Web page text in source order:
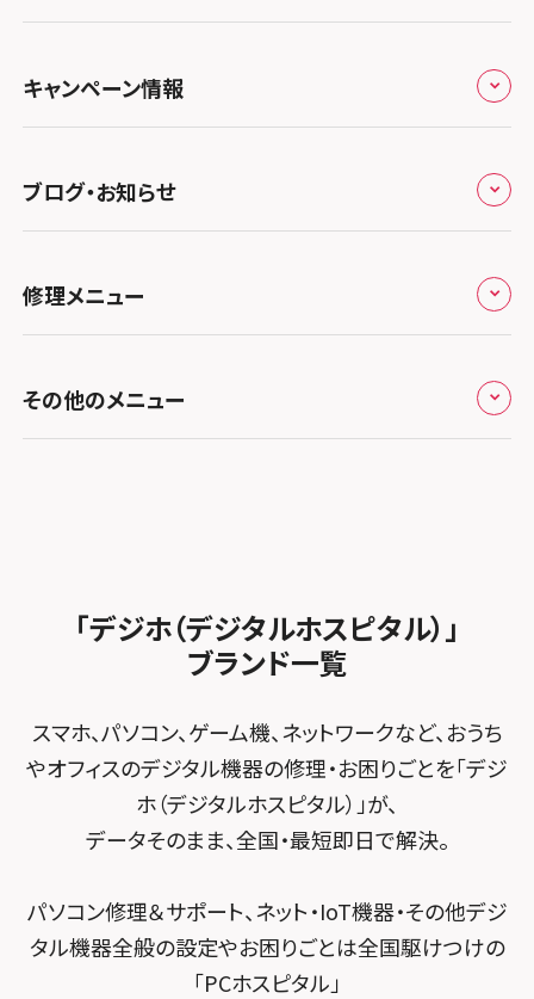
スマホスピタル鴻巣
スマホスピタル テルル三芳
スマホスピタル 熊谷
スマホスピタル ゲオデジタルベース川口元郷
スマホスピタル埼玉大宮
スマホスピタル テルル蒲生
スマホスピタル テルル新越谷
スマホスピタル テルル草加花栗
スマホスピタル テルル東川口
スマホスピタル テルル松戸五香
スマホスピタル テルル宮野木
スマホスピタル千葉
スマホスピタル 大森
スマホスピタル練馬
スマホスピタル 北陸総合修理センター
スマホスピタル 長野
スマホスピタル岐阜
スマホスピタル 浜松
スマホスピタル静岡パルコ
スマホスピタル 藤枝
スマホスピタル名古屋駅前
スマホスピタル名古屋金山
スマホスピタル 大府
スマホスピタル 西枇杷島
スマホスピタル 尾張旭
スマホスピタル平和が丘
スマホスピタル春日井勝川
関西
スマホスピタル 大阪梅田
スマホスピタル by デジホ 梅田地下（うめちか）
スマホスピタル京橋
スマホスピタル by デジホ天王寺ミオ
スマホスピタル難波
スマホスピタルイオンタウン茨木太田
スマホスピタル住道オペラパーク
スマホスピタル東大阪ロンモール布施
スマホスピタル堺
スマホスピタル 堺出張所
スマホスピタル京都河原町
スマホスピタル宇治槙島
スマホスピタル烏丸
中国・四国
スマホスピタル岡山駅前
スマホスピタル西条
スマホスピタル by デジホ マークイズ福岡もも
ち
スマホスピタル福岡天神
スマホスピタル熊本下通
スマホスピタル GODOモバイル大分府内町
特定商取引法に関する表記
プライバシーポリシー
郵送修理依頼
郵送修理の流れ
キャンペーン情報
キャンペーン一覧
ブログ・お知らせ
お知らせ
修理メニュー
iPhone修理メニュー
MacBook修理メニュー
その他のメニュー
FCNTスマートフォン修理
「デジホ（デジタルホスピタル）」
ブランド一覧
スマホ、パソコン、ゲーム機、ネットワークなど、おうち
やオフィスのデジタル機器の修理・お困りごとを「デジ
ホ（デジタルホスピタル）」が、
データそのまま、全国・最短即日で解決。
パソコン修理＆サポート、ネット・IoT機器・その他デジ
タル機器全般の設定やお困りごとは全国駆けつけの
「PCホスピタル」